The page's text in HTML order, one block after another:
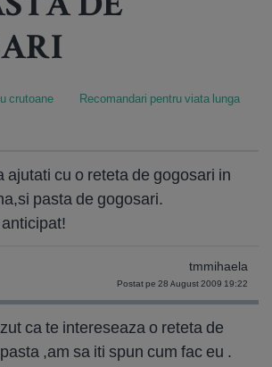
DE
crutoane Recomandari pentru viata lunga
ajutati cu o reteta de gogosari in
pasta de gogosari.
tmmihaela
Postat pe 28 August 2009 19:22
ca te intereseaza o reteta de
,am sa iti spun cum fac eu .